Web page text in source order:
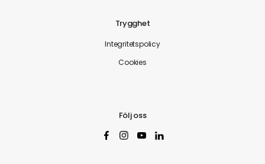
Trygghet
Integritetspolicy
Cookies
Följ oss